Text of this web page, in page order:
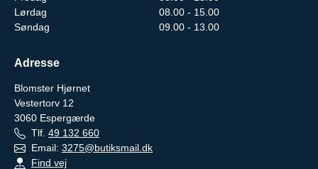
Lørdag
08.00 - 15.00
Søndag
09.00 - 13.00
Adresse
Blomster Hjørnet
Vestertorv 12
3060 Espergærde
Tlf. 49 132 660
Email: 3275@butiksmail.dk
Find vej